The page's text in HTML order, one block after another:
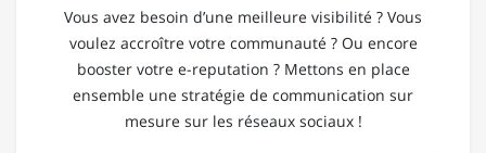
Vous avez besoin d’une meilleure visibilité ? Vous
voulez accroître votre communauté ? Ou encore
booster votre e-reputation ? Mettons en place
ensemble une stratégie de communication sur
mesure sur les réseaux sociaux !